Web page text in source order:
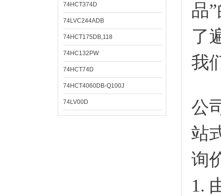
74HCT374D
74LVC244ADB
74HCT175DB,118
74HC132PW
74HCT74D
74HCT4060DB-Q100J
74LV00D
品
了
我
公
站
询
1.